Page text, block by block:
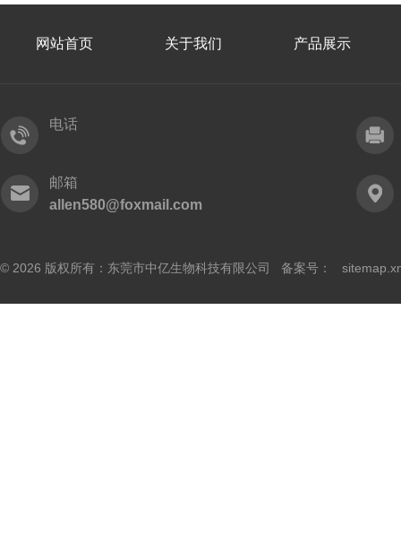
网站首页 关于我们 产品展示
电话
邮箱
allen580@foxmail.com
© 2026 版权所有：东莞市中亿生物科技有限公司 备案号：